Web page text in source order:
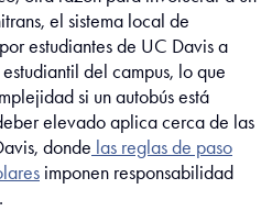
el sistema local de
estudiantes de UC Davis a
del campus, lo que
si un autobús está
elevado aplica cerca de las
donde las reglas de paso
imponen responsabilidad